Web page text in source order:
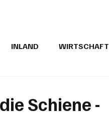
INLAND WIRTSCHAFT
Schiene -